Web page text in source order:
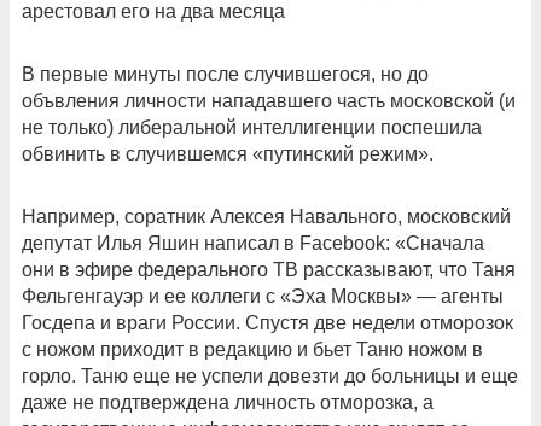
арестовал его на два месяца
В первые минуты после случившегося, но до
объвления личности нападавшего часть московской (и
не только) либеральной интеллигенции поспешила
обвинить в случившемся «путинский режим».
Например, соратник Алексея Навального, московский
депутат Илья Яшин написал в Facebook: «Сначала
они в эфире федерального ТВ рассказывают, что Таня
Фельгенгауэр и ее коллеги с «Эха Москвы» — агенты
Госдепа и враги России. Спустя две недели отморозок
с ножом приходит в редакцию и бьет Таню ножом в
горло. Таню еще не успели довезти до больницы и еще
даже не подтверждена личность отморозка, а